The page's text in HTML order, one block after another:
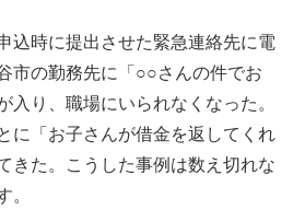
込時に提出させた緊急連絡先に電
市の勤務先に「○○さんの件でお
入り、職場にいられなくなった。
に「お子さんが借金を返してくれ
きた。こうした事例は数え切れな
。